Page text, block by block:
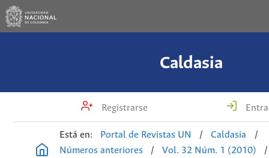
Caldasia
Registrarse
Está en: Portal de Revistas UN / Caldasia
/
Números anteriores
/ Vol. 32 Núm. 1 (2010)
/